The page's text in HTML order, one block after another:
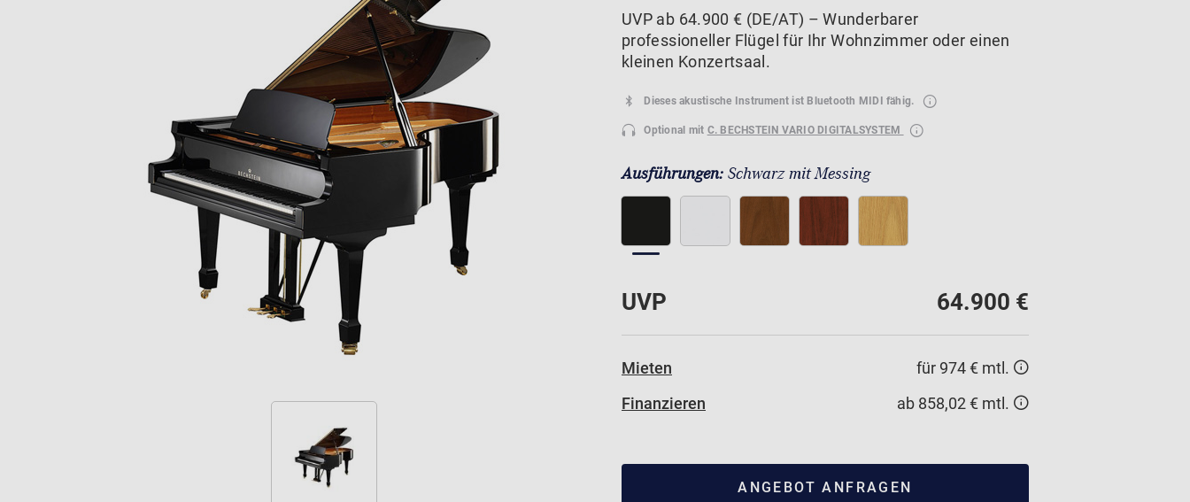
UVP ab 64.900 € (DE/AT) – Wunderbarer
professioneller Flügel für Ihr Wohnzimmer oder einen
kleinen Konzertsaal.
Dieses akustische Instrument ist Bluetooth MIDI fähig.
Optional mit C. BECHSTEIN VARIO DIGITALSYSTEM
Ausführungen: Schwarz mit Messing
UVP 64.900 €
Mieten
für 974 € mtl.
Finanzieren
ab 858,02 € mtl.
ANGEBOT ANFRAGEN